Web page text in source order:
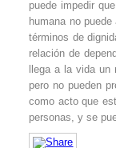
puede impedir
humana no
términos de
relación de
llega a la vida
pero no pueden
como acto que
personas, y se